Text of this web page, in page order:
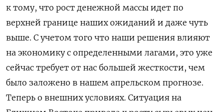
к тому, что рост денежной массы идет по
верхней границе наших ожиданий и даже чуть
выше. С учетом того что наши решения влияют
на экономику с определенными лагами, это уже
сейчас требует от нас большей жесткости, чем
было заложено в нашем апрельском прогнозе.
Теперь о внешних условиях. Ситуация на